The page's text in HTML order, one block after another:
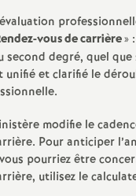
vous de carrière»
second degré, quel
unifié et clarifié le
modifie le
Pour anticiper
pourriez être
utilisez le